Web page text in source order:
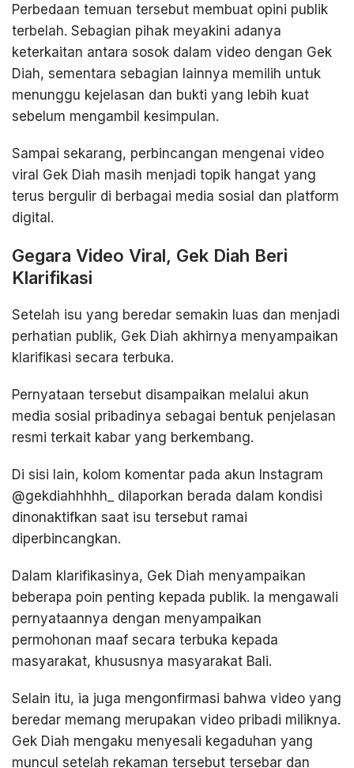
Perbedaan temuan tersebut membuat opini publik
terbelah. Sebagian pihak meyakini adanya
keterkaitan antara sosok dalam video dengan Gek
Diah, sementara sebagian lainnya memilih untuk
menunggu kejelasan dan bukti yang lebih kuat
sebelum mengambil kesimpulan.
Sampai sekarang, perbincangan mengenai video
viral Gek Diah masih menjadi topik hangat yang
terus bergulir di berbagai media sosial dan platform
digital.
Gegara Video Viral, Gek Diah Beri
Klarifikasi
Setelah isu yang beredar semakin luas dan menjadi
perhatian publik, Gek Diah akhirnya menyampaikan
klarifikasi secara terbuka.
Pernyataan tersebut disampaikan melalui akun
media sosial pribadinya sebagai bentuk penjelasan
resmi terkait kabar yang berkembang.
Di sisi lain, kolom komentar pada akun Instagram
@gekdiahhhhh_ dilaporkan berada dalam kondisi
dinonaktifkan saat isu tersebut ramai
diperbincangkan.
Dalam klarifikasinya, Gek Diah menyampaikan
beberapa poin penting kepada publik. Ia mengawali
pernyataannya dengan menyampaikan
permohonan maaf secara terbuka kepada
masyarakat, khususnya masyarakat Bali.
Selain itu, ia juga mengonfirmasi bahwa video yang
beredar memang merupakan video pribadi miliknya.
Gek Diah mengaku menyesali kegaduhan yang
muncul setelah rekaman tersebut tersebar dan